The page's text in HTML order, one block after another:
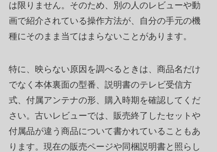
は限りません。そのため、別の人のレビューや動
画で紹介されている操作方法が、自分の手元の機
種にそのまま当てはまらないことがあります。
特に、映らない原因を調べるときは、商品名だけ
でなく本体裏面の型番、説明書のテレビ受信方
式、付属アンテナの形、購入時期を確認してくだ
さい。古いレビューでは、販売終了したセットや
付属品が違う商品について書かれていることもあ
ります。現在の販売ページや同梱説明書と照らし